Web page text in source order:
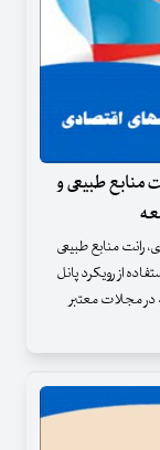
منابع طبیعی و
رانت منابع طبیعی
از رویکرد پانل
65 فهرست منبع که در مجلات معتبر